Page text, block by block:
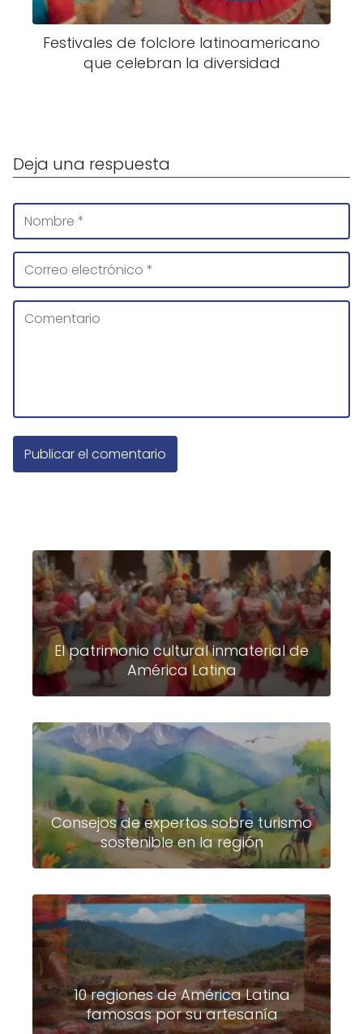
Festivales de folclore latinoamericano
que celebran la diversidad
Deja una respuesta
El patrimonio cultural inmaterial de
América Latina
Consejos de expertos sobre turismo
sostenible en la región
10 regiones de América Latina
famosas por su artesanía